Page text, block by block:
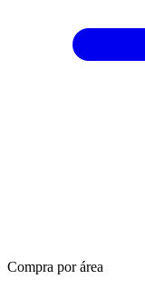
Compra por área